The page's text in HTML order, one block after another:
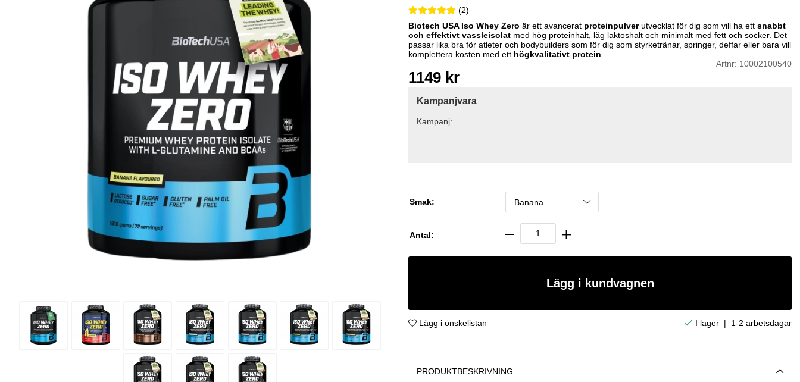
5 2 (2)
Biotech USA Iso Whey Zero är ett avancerat proteinpulverutvecklat för dig som vill ha ett snabbt
och effektivt vassleisolat med hög proteinhalt, låg laktoshalt och minimalt med fett och socker. Det
passar lika bra för atleter och bodybuilders som för dig som styrketränar, springer, deffar eller bara vill
komplettera kosten med ett högkvalitativt protein.
Artnr: 10002100540
1149 kr
Kampanjvara
Kampanj:
Smak:
Antal:
Lägg i kundvagnen
Lägg i önskelistan | 1-2 arbetsdagar
PRODUKTBESKRIVNING